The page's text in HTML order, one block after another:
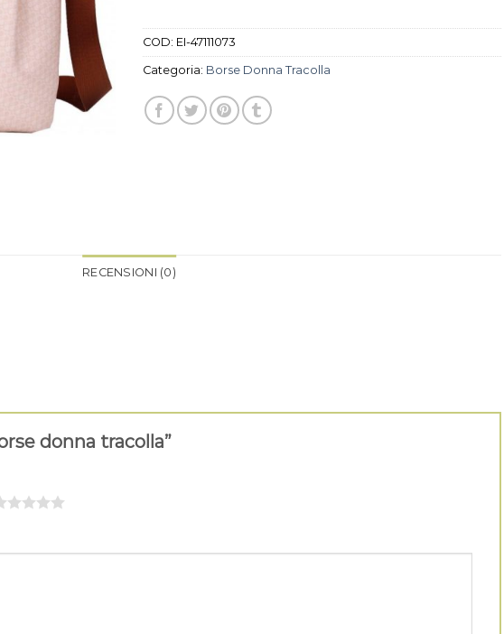
COD: EI-47111073
Categoria: Borse Donna Tracolla
RECENSIONI (0)
donna tracolla”